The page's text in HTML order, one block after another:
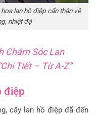
lan hồ điệp cẩn thận về
nhiệt độ
Chăm Sóc Lan
Tiết – Từ A-Z”
điệp
cây lan hồ điệp đã đến